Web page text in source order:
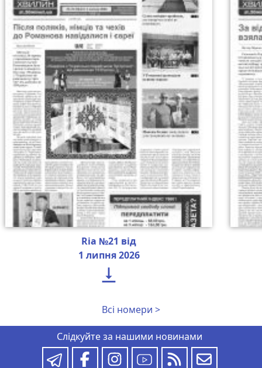
Ria №21 від
1 липня 2026

Всі номери >
Слідкуйте за нашими новинами